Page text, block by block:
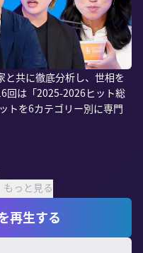
と共に徹底分析し、世相を
回は「2025-2026ヒット総
トを6カテゴリー別に専門
もっと見る
再生する